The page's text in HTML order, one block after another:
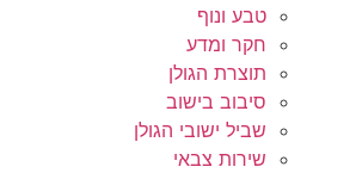
טבע ונוף
חקר ומדע
תוצרת הגולן
סיבוב בישוב
שביל ישובי הגולן
שירות צבאי